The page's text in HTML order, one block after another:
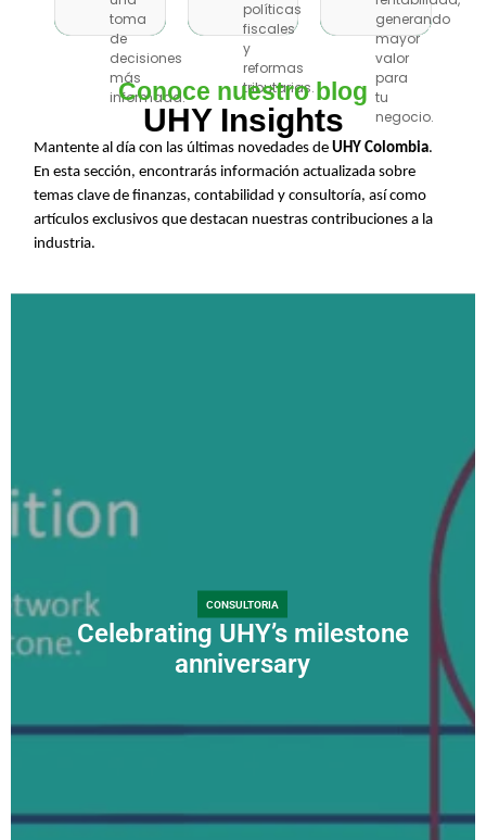
toma
de
decisiones
más
informada.
una
toma
de
decisiones
más
informada.
políticas
fiscales
y
reformas
tributarias.
políticas
fiscales
y
reformas
tributarias.
generando
mayor
valor
para
tu
negocio.
rentabilidad,
generando
mayor
valor
para
tu
negocio.
Conoce nuestro blog
UHY Insights
Mantente al día con las últimas novedades deUHY Colombia.
En esta sección, encontrarás información actualizada sobre
temas clave de finanzas, contabilidad y consultoría, así como
artículos exclusivos que destacan nuestras contribuciones a la
industria.
CONSULTORIA
Celebrating UHY’s milestone
anniversary